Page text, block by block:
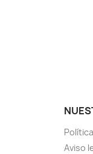
Aviso